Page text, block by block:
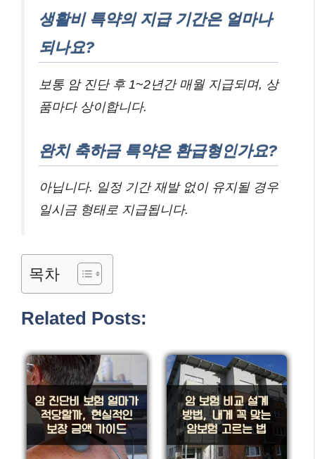
생활비 특약의 지급 기간은 얼마나
되나요?
보통 암 진단 후 1~2년간 매월 지급되며, 상
품마다 상이합니다.
완치 축하금 특약은 환급형인가요?
아닙니다. 일정 기간 재발 없이 유지될 경우
일시금 형태로 지급됩니다.
목차
Related Posts: